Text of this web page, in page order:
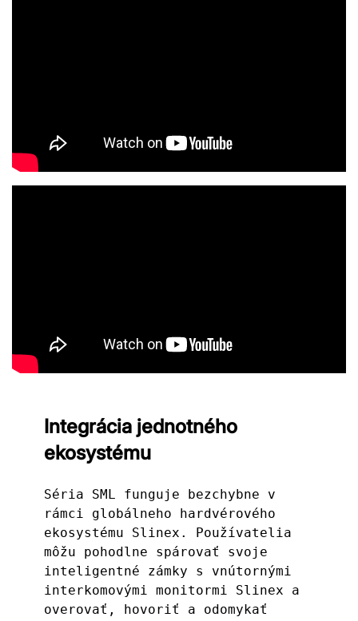
Integrácia jednotného
ekosystému
Séria SML funguje bezchybne v
rámci globálneho hardvérového
ekosystému Slinex. Používatelia
môžu pohodlne spárovať svoje
inteligentné zámky s vnútornými
interkomovými monitormi Slinex a
overovať, hovoriť a odomykať